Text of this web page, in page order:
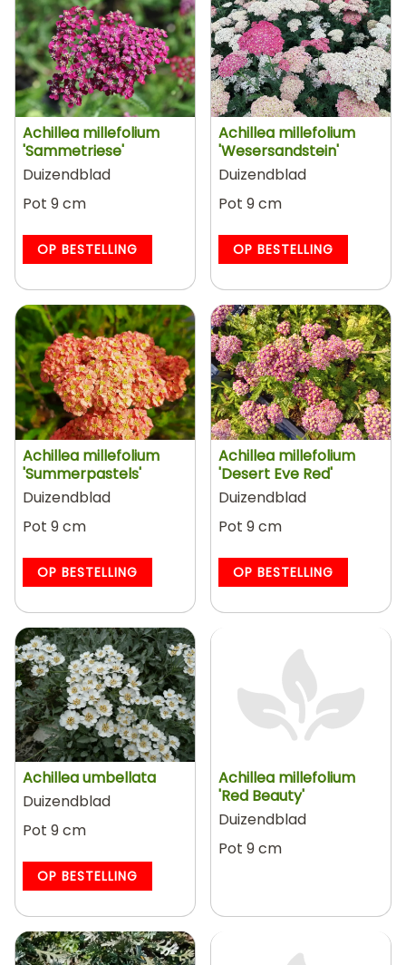
Achillea millefolium
'Sammetriese'
Duizendblad
Pot 9 cm
OP BESTELLING
Achillea millefolium
'Wesersandstein'
Duizendblad
Pot 9 cm
OP BESTELLING
Achillea millefolium
'Summerpastels'
Duizendblad
Pot 9 cm
OP BESTELLING
Achillea millefolium
'Desert Eve Red'
Duizendblad
Pot 9 cm
OP BESTELLING
Achillea umbellata
Duizendblad
Pot 9 cm
OP BESTELLING
Achillea millefolium
'Red Beauty'
Duizendblad
Pot 9 cm